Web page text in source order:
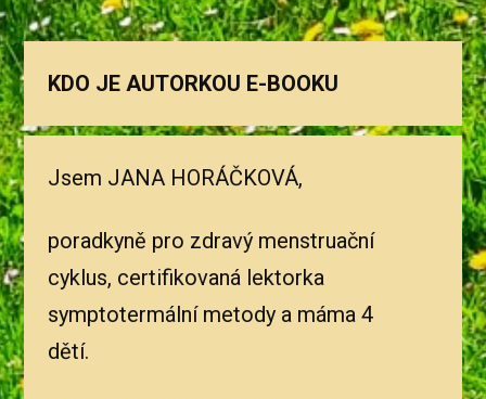
KDO JE AUTORKOU E-BOOKU
Jsem JANA HORÁČKOVÁ,
poradkyně pro zdravý menstruační
cyklus, certifikovaná lektorka
symptotermální metody a máma 4
dětí.